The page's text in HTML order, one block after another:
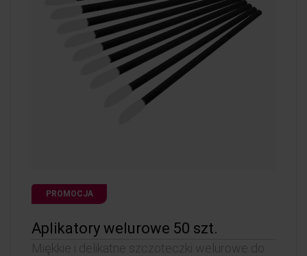
PROMOCJA
Aplikatory welurowe 50 szt.
Miękkie i delikatne szczoteczki welurowe do